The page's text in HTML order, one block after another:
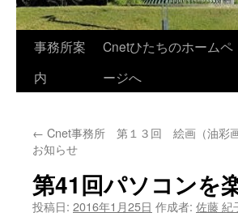
コ
ン
へ
事務所案
内
Cnetひたちのホームペ
ージへ
← Cnet事務所 第１３回 絵画（油彩
お知らせ
第41回パソコンを
投稿日: 2016年1月25日 作成者: 佐藤 紀